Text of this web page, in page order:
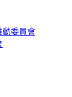
動委員會